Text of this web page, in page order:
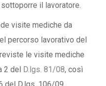
il lavoratore.
visite mediche da
percorso lavorativo del
le visite mediche
2 del
D.lgs. 81/08, così